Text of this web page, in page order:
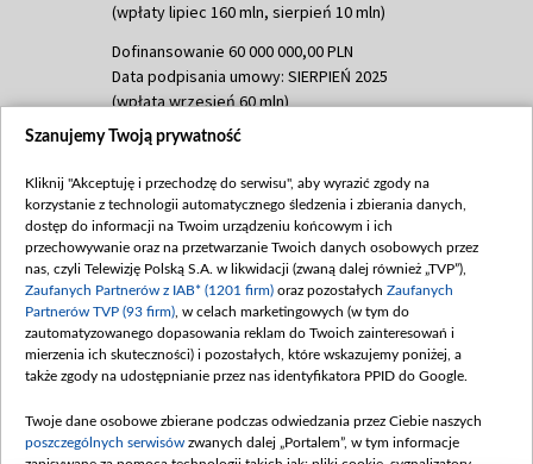
(wpłaty lipiec 160 mln, sierpień 10 mln)
Dofinansowanie 60 000 000,00 PLN
Data podpisania umowy: SIERPIEŃ 2025
(wpłata wrzesień 60 mln)
Dofinansowanie 635 783 051,21 PLN
(wpłata wrzesień 100 mln, październik 350
mln, listopad 265 mln)
Dofinansowanie 48 862 000,00 PLN
Data podpisania umowy: GRUDZIEŃ 2025
(wpłata grudzień 60,548 mln)
Dofinansowanie 900 000 000,00 PLN
Data podpisania umowy: LUTY 2026 (wpłata
kwiecień 180 mln, 7 maja 180 mln, 8
czerwca 90 mln)
Szanujemy Twoją prywatność
Kliknij "Akceptuję i przechodzę do serwisu", aby wyrazić zgody na
korzystanie z technologii automatycznego śledzenia i zbierania danych,
dostęp do informacji na Twoim urządzeniu końcowym i ich
przechowywanie oraz na przetwarzanie Twoich danych osobowych przez
nas, czyli Telewizję Polską S.A. w likwidacji (zwaną dalej również „TVP”),
Zaufanych Partnerów z IAB* (1201 firm) oraz pozostałych Zaufanych
Partnerów TVP (93 firm) , w celach marketingowych (w tym do
zautomatyzowanego dopasowania reklam do Twoich zainteresowań i
mierzenia ich skuteczności) i pozostałych, które wskazujemy poniżej, a
także zgody na udostępnianie przez nas identyfikatora PPID do Google.
Twoje dane osobowe zbierane podczas odwiedzania przez Ciebie naszych
poszczególnych serwisów zwanych dalej „Portalem”, w tym informacje